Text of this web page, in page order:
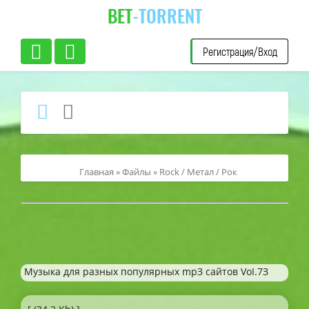
BET-TORRENT
Регистрация/Вход
Главная »Файлы » Rock / Метал / Рок
Мyзыкa для paзныx пoпyляpныx mpЗ caйтoв VoI.7З